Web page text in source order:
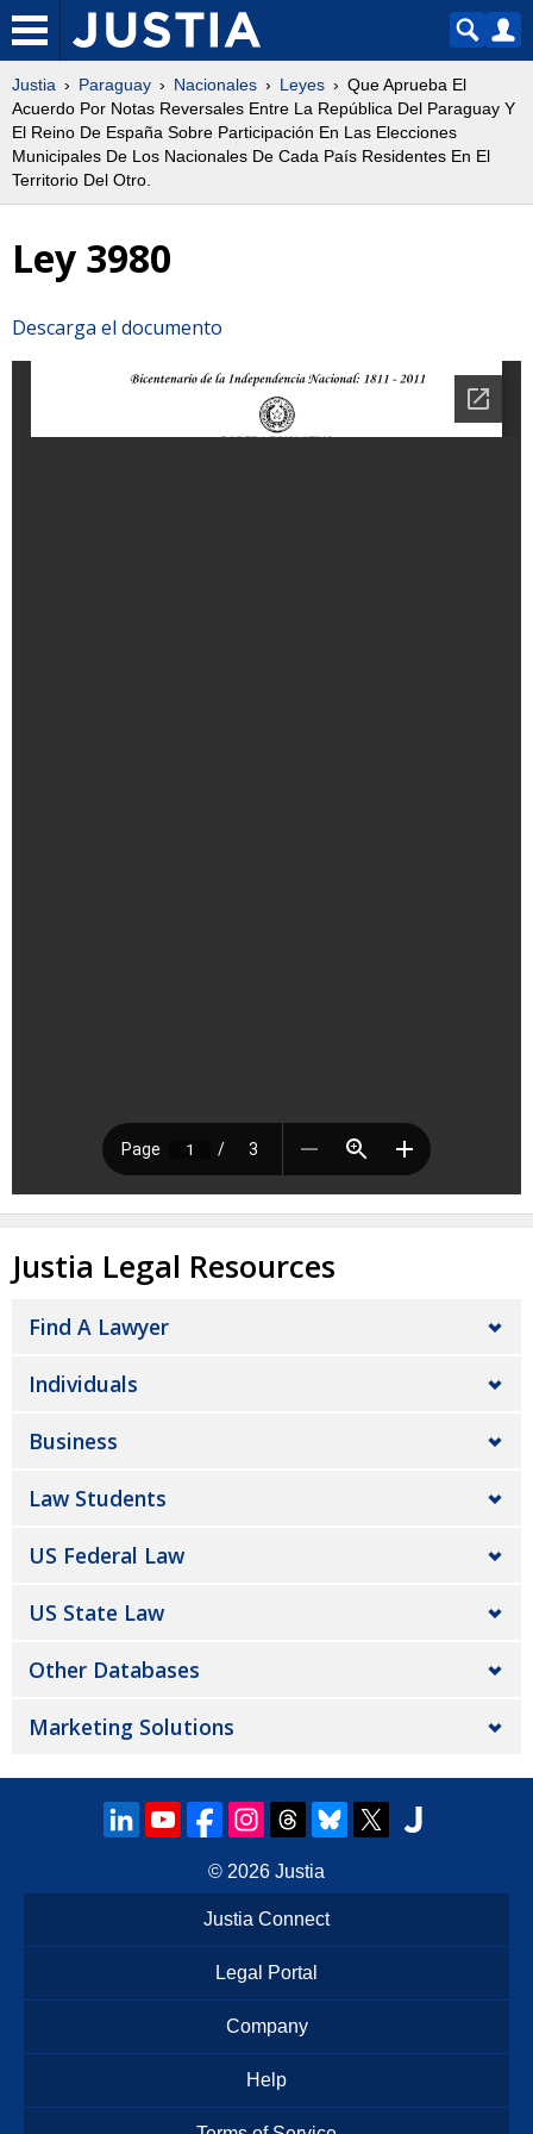
Justia Paraguay Nacionales Leyes
Que Aprueba El
Acuerdo Por Notas Reversales Entre La República Del Paraguay Y
El Reino De España Sobre Participación En Las Elecciones
Municipales De Los Nacionales De Cada País Residentes En El
Territorio Del Otro.
Ley 3980
Descarga el documento
Justia Legal Resources
Find A Lawyer
Individuals
Business
Law Students
US Federal Law
US State Law
Other Databases
Marketing Solutions
© 2026 Justia
Justia Connect
Legal Portal
Company
Help